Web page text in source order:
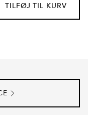
TILFØJ TIL KURV